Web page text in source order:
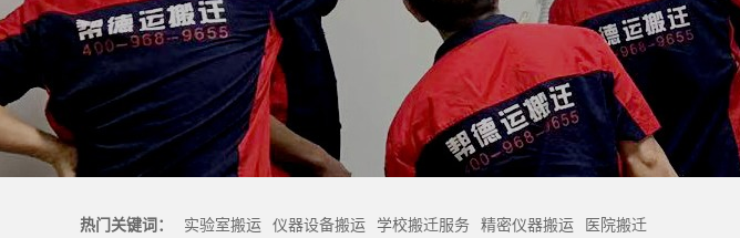
热门关键词： 实验室搬运 仪器设备搬运 学校搬迁服务 精密仪器搬运 医院搬迁